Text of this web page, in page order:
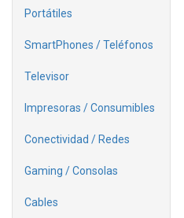
Portátiles
SmartPhones / Teléfonos
Televisor
Impresoras / Consumibles
Conectividad / Redes
Gaming / Consolas
Cables